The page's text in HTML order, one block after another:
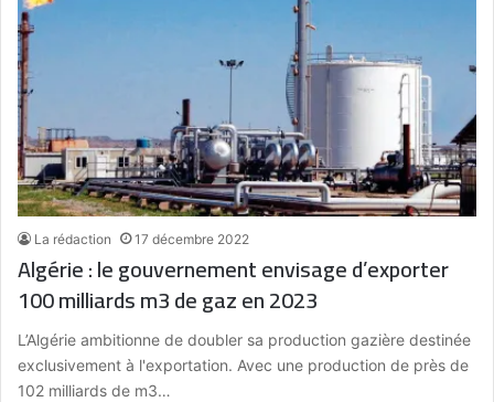
La rédaction 17 décembre 2022
Algérie : le gouvernement envisage d’exporter
100 milliards m3 de gaz en 2023
L’Algérie ambitionne de doubler sa production gazière destinée
exclusivement à l'exportation. Avec une production de près de
102 milliards de m3…